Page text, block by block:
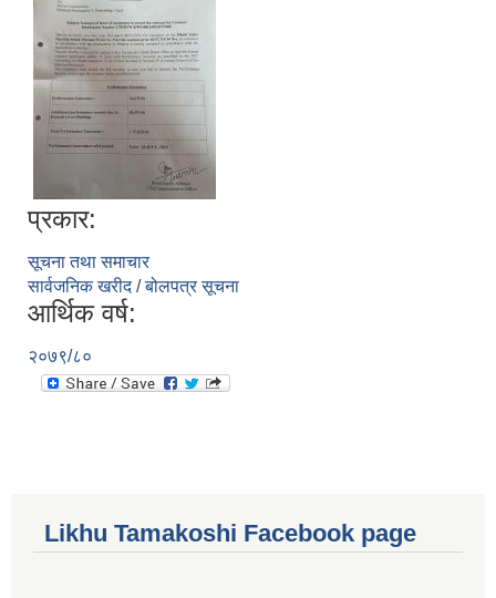
प्रकार:
सूचना तथा समाचार
सार्वजनिक खरीद / बोलपत्र सूचना
आर्थिक वर्ष:
२०७९/८०
Likhu Tamakoshi Facebook page